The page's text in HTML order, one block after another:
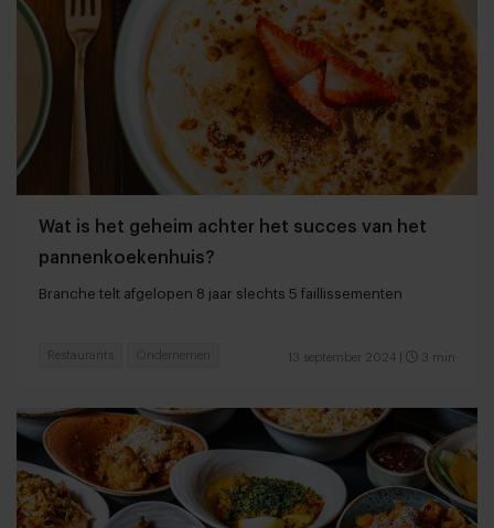
Wat is het geheim achter het succes van het
pannenkoekenhuis?
Branche telt afgelopen 8 jaar slechts 5 faillissementen
13 september 2024 3 min
Restaurants Ondernemen